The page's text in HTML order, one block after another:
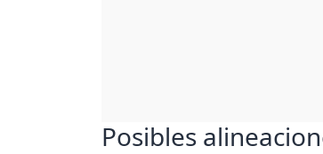
Posibles